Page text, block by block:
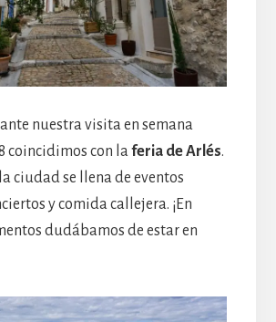
nuestra visita en semana
coincidimos con laferia de Arlés.
ciudad se llena de eventos
y comida callejera. ¡En
dudábamos de estar en